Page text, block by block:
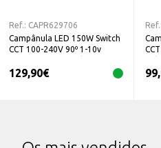
Ref.: CAPR629706
Campânula LED 150W Switch
CCT 100-240V 90º 1-10v
129,90€
Ref.: